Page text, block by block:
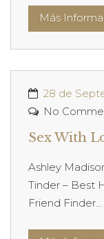
Más
28 de
No
Sex With
Ashley
Tinder – Best
Friend Finder...